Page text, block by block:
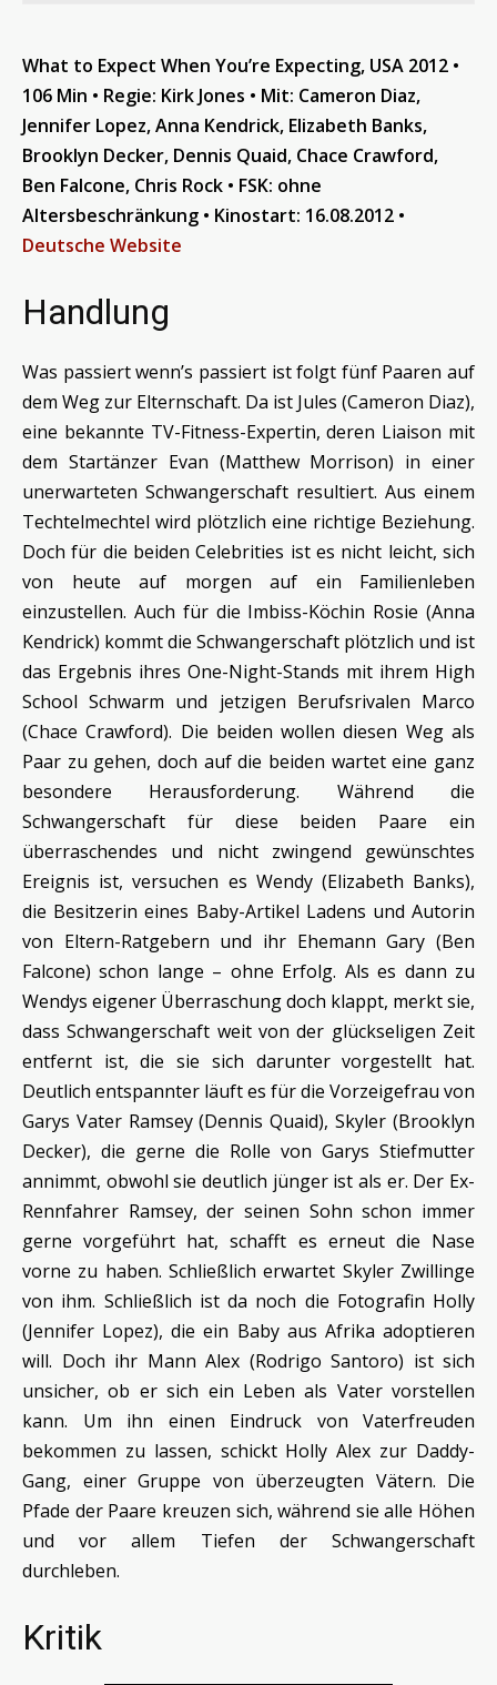
What to Expect When You’re Expecting, USA 2012 •
106 Min • Regie: Kirk Jones • Mit: Cameron Diaz,
Jennifer Lopez, Anna Kendrick, Elizabeth Banks,
Brooklyn Decker, Dennis Quaid, Chace Crawford,
Ben Falcone, Chris Rock • FSK: ohne
Altersbeschränkung • Kinostart: 16.08.2012 •
Deutsche Website
Handlung
Was passiert wenn’s passiert ist folgt fünf Paaren auf
dem Weg zur Elternschaft. Da ist Jules (Cameron Diaz),
eine bekannte TV-Fitness-Expertin, deren Liaison mit
dem Startänzer Evan (Matthew Morrison) in einer
unerwarteten Schwangerschaft resultiert. Aus einem
Techtelmechtel wird plötzlich eine richtige Beziehung.
Doch für die beiden Celebrities ist es nicht leicht, sich
von heute auf morgen auf ein Familienleben
einzustellen. Auch für die Imbiss-Köchin Rosie (Anna
Kendrick) kommt die Schwangerschaft plötzlich und ist
das Ergebnis ihres One-Night-Stands mit ihrem High
School Schwarm und jetzigen Berufsrivalen Marco
(Chace Crawford). Die beiden wollen diesen Weg als
Paar zu gehen, doch auf die beiden wartet eine ganz
besondere Herausforderung. Während die
Schwangerschaft für diese beiden Paare ein
überraschendes und nicht zwingend gewünschtes
Ereignis ist, versuchen es Wendy (Elizabeth Banks),
die Besitzerin eines Baby-Artikel Ladens und Autorin
von Eltern-Ratgebern und ihr Ehemann Gary (Ben
Falcone) schon lange – ohne Erfolg. Als es dann zu
Wendys eigener Überraschung doch klappt, merkt sie,
dass Schwangerschaft weit von der glückseligen Zeit
entfernt ist, die sie sich darunter vorgestellt hat.
Deutlich entspannter läuft es für die Vorzeigefrau von
Garys Vater Ramsey (Dennis Quaid), Skyler (Brooklyn
Decker), die gerne die Rolle von Garys Stiefmutter
annimmt, obwohl sie deutlich jünger ist als er. Der Ex-
Rennfahrer Ramsey, der seinen Sohn schon immer
gerne vorgeführt hat, schafft es erneut die Nase
vorne zu haben. Schließlich erwartet Skyler Zwillinge
von ihm. Schließlich ist da noch die Fotografin Holly
(Jennifer Lopez), die ein Baby aus Afrika adoptieren
will. Doch ihr Mann Alex (Rodrigo Santoro) ist sich
unsicher, ob er sich ein Leben als Vater vorstellen
kann. Um ihn einen Eindruck von Vaterfreuden
bekommen zu lassen, schickt Holly Alex zur Daddy-
Gang, einer Gruppe von überzeugten Vätern. Die
Pfade der Paare kreuzen sich, während sie alle Höhen
und vor allem Tiefen der Schwangerschaft
durchleben.
Kritik